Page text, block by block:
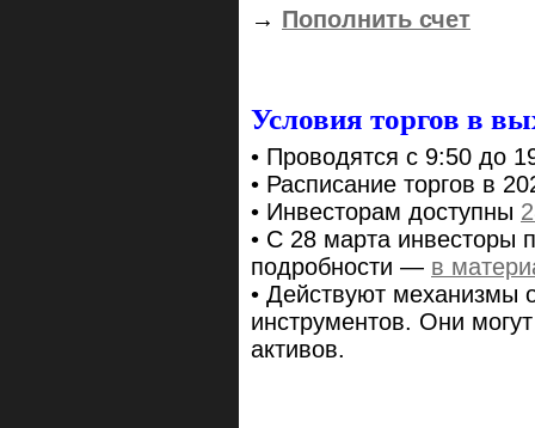
→ Пополнить счет
Условия торгов в
• Проводятся с 9:50 до
• Расписание торгов в
• Инвесторам доступны
• С 28 марта инвесторы
подробности — в
• Действуют механизмы
инструментов. Они
активов.